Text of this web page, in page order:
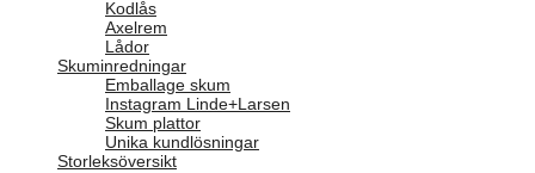
Kodlås
Axelrem
Lådor
Skuminredningar
Emballage skum
Instagram Linde+Larsen
Skum plattor
Unika kundlösningar
Storleksöversikt